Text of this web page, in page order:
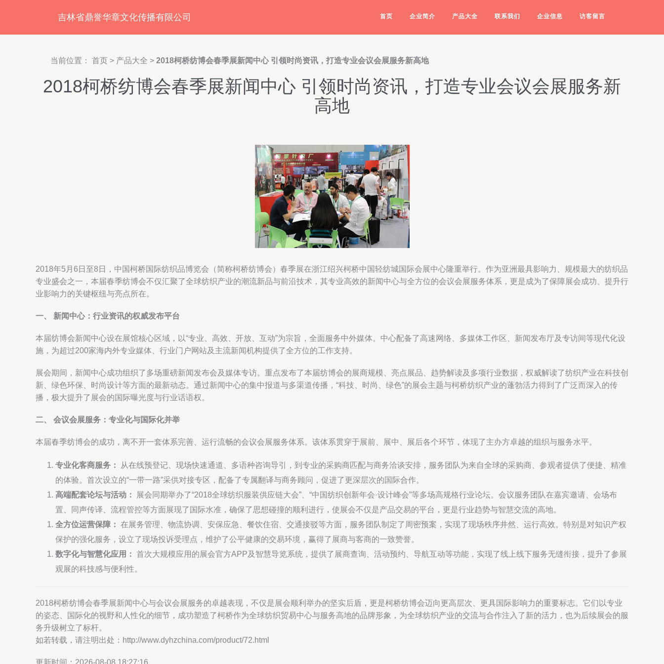
吉林省鼎誉华章文化传播有限公司 首页 企业简介 产品大全 联系我们 企业信息 访客留言
当前位置： 首页 > 产品大全 > 2018柯桥纺博会春季展新闻中心 引领时尚资讯，打造专业会议会展服务新高地
2018柯桥纺博会春季展新闻中心 引领时尚资讯，打造专业会议会展服务新
高地
2018年5月6日至8日，中国柯桥国际纺织品博览会（简称柯桥纺博会）春季展在浙江绍兴柯桥中国轻纺城国际会展中心隆重举行。作为亚洲最具影响力、规模最大的纺织品
专业盛会之一，本届春季纺博会不仅汇聚了全球纺织产业的潮流新品与前沿技术，其专业高效的新闻中心与全方位的会议会展服务体系，更是成为了保障展会成功、提升行
业影响力的关键枢纽与亮点所在。
一、 新闻中心：行业资讯的权威发布平台
本届纺博会新闻中心设在展馆核心区域，以“专业、高效、开放、互动”为宗旨，全面服务中外媒体。中心配备了高速网络、多媒体工作区、新闻发布厅及专访间等现代化设
施，为超过200家海内外专业媒体、行业门户网站及主流新闻机构提供了全方位的工作支持。
展会期间，新闻中心成功组织了多场重磅新闻发布会及媒体专访。重点发布了本届纺博会的展商规模、亮点展品、趋势解读及多项行业数据，权威解读了纺织产业在科技创
新、绿色环保、时尚设计等方面的最新动态。通过新闻中心的集中报道与多渠道传播，“科技、时尚、绿色”的展会主题与柯桥纺织产业的蓬勃活力得到了广泛而深入的传
播，极大提升了展会的国际曝光度与行业话语权。
二、 会议会展服务：专业化与国际化并举
本届春季纺博会的成功，离不开一套体系完善、运行流畅的会议会展服务体系。该体系贯穿于展前、展中、展后各个环节，体现了主办方卓越的组织与服务水平。
专业化客商服务：
从在线预登记、现场快速通道、多语种咨询导引，到专业的采购商匹配与商务洽谈安排，服务团队为来自全球的采购商、参观者提供了便捷、精准
的体验。首次设立的“一带一路”采供对接专区，配备了专属翻译与商务顾问，促进了更深层次的国际合作。
高端配套论坛与活动：
展会同期举办了“2018全球纺织服装供应链大会”、“中国纺织创新年会·设计峰会”等多场高规格行业论坛。会议服务团队在嘉宾邀请、会场布
置、同声传译、流程管控等方面展现了国际水准，确保了思想碰撞的顺利进行，使展会不仅是产品交易的平台，更是行业趋势与智慧交流的高地。
全方位运营保障： 在展务管理、物流协调、安保应急、餐饮住宿、交通接驳等方面，服务团队制定了周密预案，实现了现场秩序井然、运行高效。特别是对知识产权
保护的强化服务，设立了现场投诉受理点，维护了公平健康的交易环境，赢得了展商与客商的一致赞誉。
数字化与智慧化应用： 首次大规模应用的展会官方APP及智慧导览系统，提供了展商查询、活动预约、导航互动等功能，实现了线上线下服务无缝衔接，提升了参展
观展的科技感与便利性。
2018柯桥纺博会春季展新闻中心与会议会展服务的卓越表现，不仅是展会顺利举办的坚实后盾，更是柯桥纺博会迈向更高层次、更具国际影响力的重要标志。它们以专业
的姿态、国际化的视野和人性化的细节，成功塑造了柯桥作为全球纺织贸易中心与服务高地的品牌形象，为全球纺织产业的交流与合作注入了新的活力，也为后续展会的服
务升级树立了标杆。
如若转载，请注明出处：http://www.dyhzchina.com/product/72.html
更新时间：2026-08-08 18:27:16